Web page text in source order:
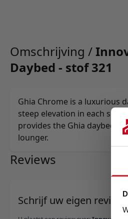
Omschrijving /
Daybed - stof 321
Ghia Chrome is a luxurious
steep elevation in each side
provides the Ghia daybed
lounger.
Reviews
Schrijf uw eigen review